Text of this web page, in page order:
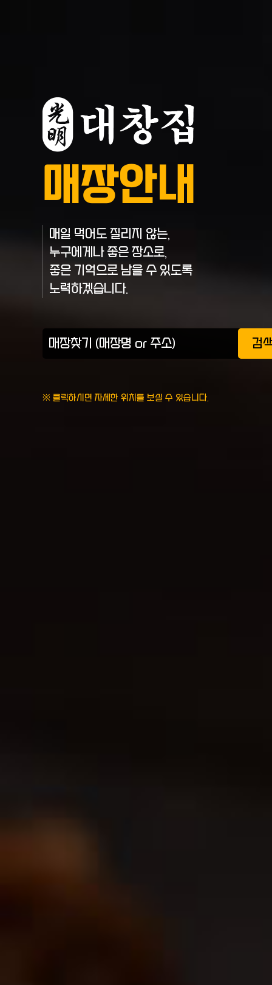
매장안내
매일 먹어도 질리지 않는,
누구에게나 좋은 장소로,
좋은 기억으로 남을 수 있도록
노력하겠습니다.
검
※ 클릭하시면 자세한 위치를 보실 수 있습니다.